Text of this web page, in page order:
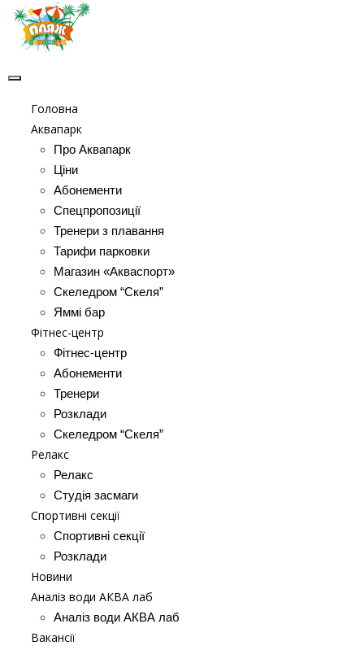
Головна
Аквапарк
Про Аквапарк
Ціни
Абонементи
Спецпропозиції
Тренери з плавання
Тарифи парковки
Магазин «Акваспорт»
Скеледром “Скеля”
Яммі бар
Фітнес-центр
Фітнес-центр
Абонементи
Тренери
Розклади
Скеледром “Скеля”
Релакс
Релакс
Студія засмаги
Спортивні секції
Спортивні секції
Розклади
Новини
Аналіз води АКВА лаб​
Аналіз води АКВА лаб​
Вакансії